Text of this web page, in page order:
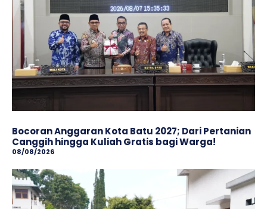
Bocoran Anggaran Kota Batu 2027; Dari Pertanian
Canggih hingga Kuliah Gratis bagi Warga!
08/08/2026